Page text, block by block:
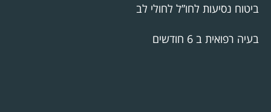
ביטוח נסיעות לחו”ל לחולי לב
בעיה רפואית ב 6 חודשים